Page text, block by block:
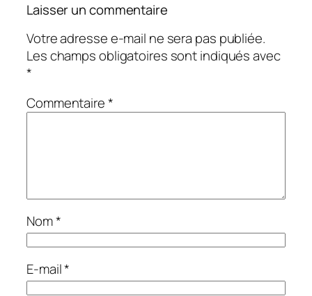
Laisser un commentaire
Votre adresse e-mail ne sera pas publiée.
Les champs obligatoires sont indiqués avec
*
Commentaire*
Nom*
E-mail*